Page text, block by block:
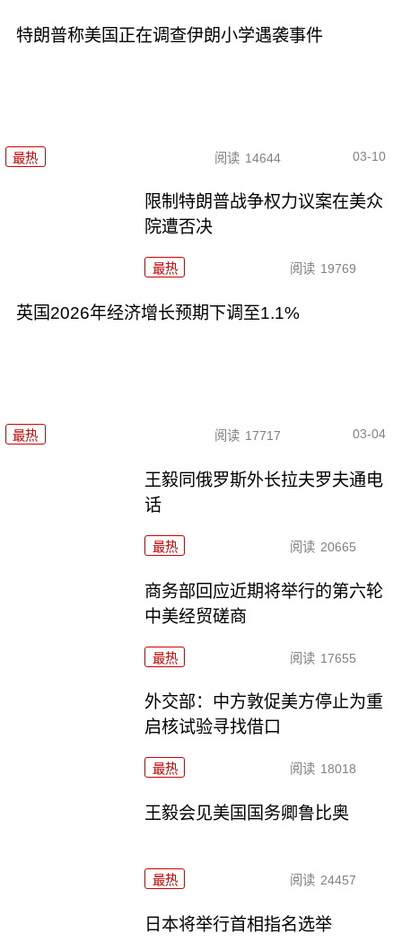
特朗普称美国正在调查伊朗小学遇袭事件
最热 阅读 14644 03-10
限制特朗普战争权力议案在美众
院遭否决
最热 阅读 19769
英国2026年经济增长预期下调至1.1%
最热 阅读 17717 03-04
王毅同俄罗斯外长拉夫罗夫通电
话
最热 阅读 20665
商务部回应近期将举行的第六轮
中美经贸磋商
最热 阅读 17655
外交部：中方敦促美方停止为重
启核试验寻找借口
最热 阅读 18018
王毅会见美国国务卿鲁比奥
最热 阅读 24457
日本将举行首相指名选举